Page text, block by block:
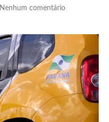
Nenhum comentário